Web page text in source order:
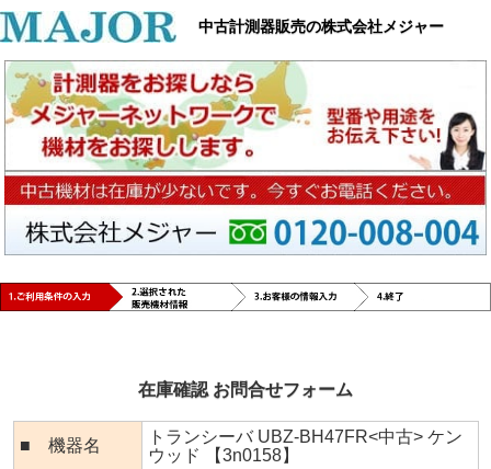
中古計測器販売の株式会社メジャー
在庫確認 お問合せフォーム
■ 機器名
トランシーバ UBZ-BH47FR<中古> ケン
ウッド 【3n0158】